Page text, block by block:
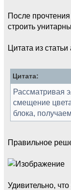
После
строить
Цитата из
Цитата:
Рассматривая
смещение
блока,
Правильное
Удивительно,